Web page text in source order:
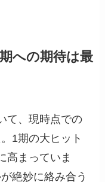
への期待は最
て、現時点での
1期の大ヒット
高まっていま
絶妙に絡み合う